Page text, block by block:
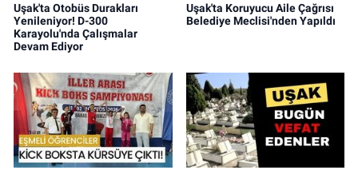
Uşak'ta Otobüs Durakları
Yenileniyor! D-300
Karayolu'nda Çalışmalar
Devam Ediyor
Uşak'ta Koruyucu Aile Çağrısı
Belediye Meclisi'nden Yapıldı